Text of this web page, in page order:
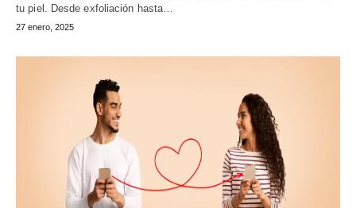
tu piel. Desde exfoliación hasta…
27 enero, 2025